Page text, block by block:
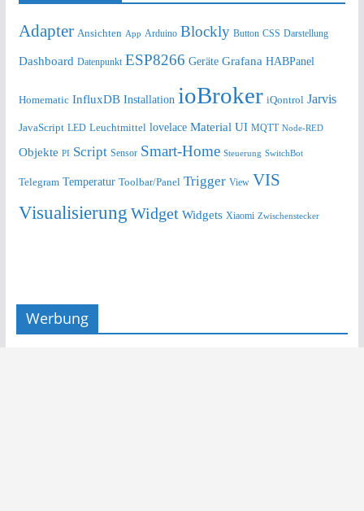
Adapter Ansichten App Arduino Blockly Button CSS Darstellung
Dashboard Datenpunkt ESP8266 Geräte Grafana HABPanel
Homematic InfluxDB Installation ioBroker iQontrol Jarvis
JavaScript LED Leuchtmittel lovelace Material UI MQTT Node-RED
Objekte PI Script Sensor Smart-Home Steuerung SwitchBot
Telegram Temperatur Toolbar/Panel Trigger View VIS
Visualisierung Widget Widgets Xiaomi Zwischenstecker
Werbung